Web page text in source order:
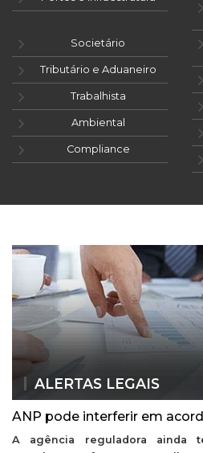
Societário
Tributário e Aduaneiro
Trabalhista
Ambiental
Compliance
ALERTAS LEGAIS
ANP pode interferir em
A agência reguladora ainda